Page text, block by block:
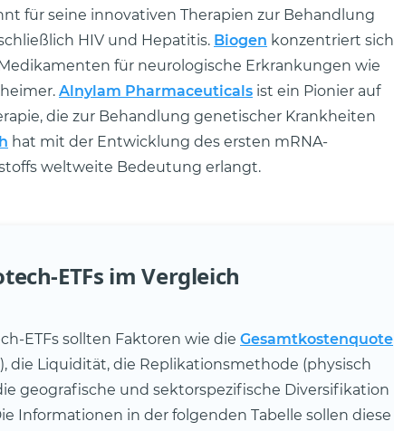
für seine innovativen Therapien zur Behandlung
HIV und Hepatitis. Biogen konzentriert sich
für neurologische Erkrankungen wie
Alnylam Pharmaceuticals ist ein Pionier auf
die zur Behandlung genetischer Krankheiten
hat mit der Entwicklung des ersten mRNA-
weltweite Bedeutung erlangt.
ETFs im Vergleich
ETFs sollten Faktoren wie die Gesamtkostenquote
die Liquidität, die Replikationsmethode (physisch
geografische und sektorspezifische Diversifikation
Informationen in der folgenden Tabelle sollen diese